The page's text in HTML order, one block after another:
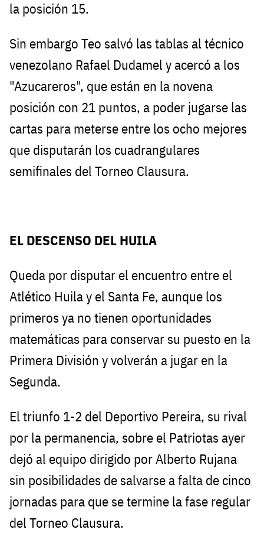
la posición 15.
Sin embargo Teo salvó las tablas al técnico
venezolano Rafael Dudamel y acercó a los
"Azucareros", que están en la novena
posición con 21 puntos, a poder jugarse las
cartas para meterse entre los ocho mejores
que disputarán los cuadrangulares
semifinales del Torneo Clausura.
EL DESCENSO DEL HUILA
Queda por disputar el encuentro entre el
Atlético Huila y el Santa Fe, aunque los
primeros ya no tienen oportunidades
matemáticas para conservar su puesto en la
Primera División y volverán a jugar en la
Segunda.
El triunfo 1-2 del Deportivo Pereira, su rival
por la permanencia, sobre el Patriotas ayer
dejó al equipo dirigido por Alberto Rujana
sin posibilidades de salvarse a falta de cinco
jornadas para que se termine la fase regular
del Torneo Clausura.